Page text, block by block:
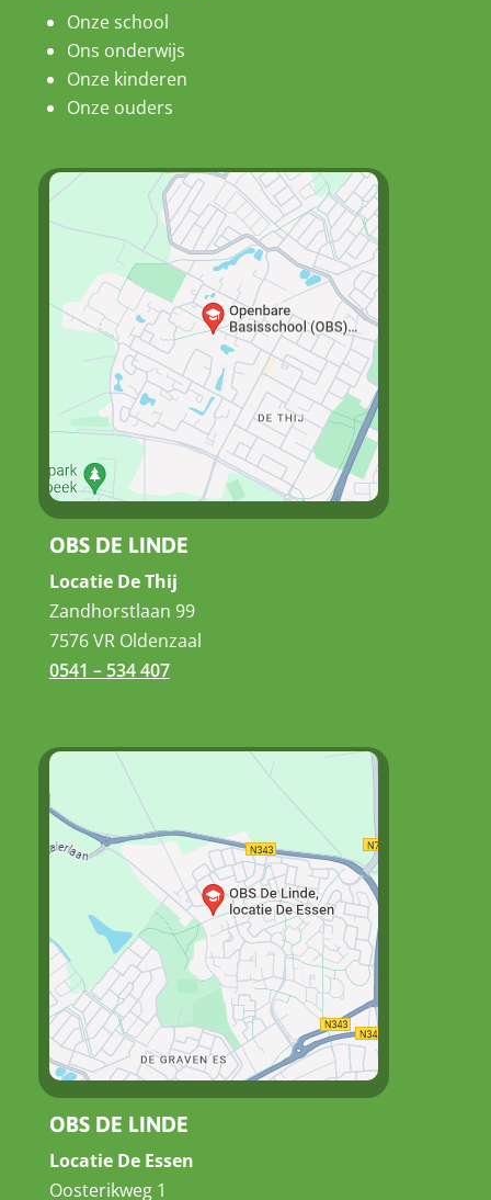
Onze school
Ons onderwijs
Onze kinderen
Onze ouders
OBS DE LINDE
Locatie De Thij
Zandhorstlaan 99
7576 VR Oldenzaal
0541 – 534 407
OBS DE LINDE
Locatie De Essen
Oosterikweg 1